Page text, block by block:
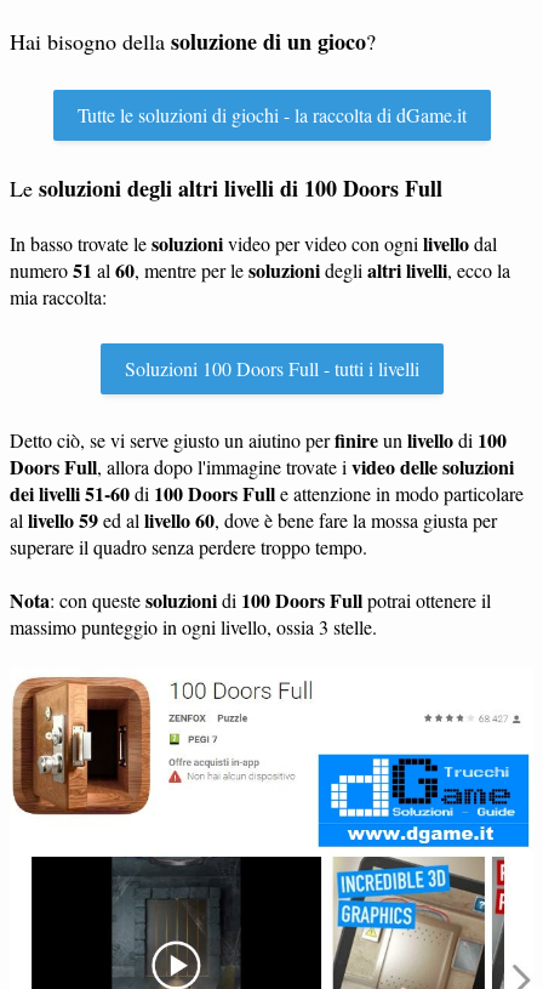
Hai bisogno della soluzione di un gioco?
Tutte le soluzioni di giochi - la raccolta di dGame.it
Le soluzioni degli altri livelli di 100 Doors Full
In basso trovate lesoluzionivideo per video con ogni livellodal
numero51 al 60, mentre per lesoluzionidegli altri livelli, ecco la
mia raccolta:
Soluzioni 100 Doors Full - tutti i livelli
Detto ciò, se vi serve giusto un aiutino perfinireun livellodi 100
Doors Full, allora dopo l'immagine trovate i video delle soluzioni
dei livelli 51-60di 100 Doors Fulle attenzione in modo particolare
al livello 59ed al livello 60, dove è bene fare la mossa giusta per
superare il quadro senza perdere troppo tempo.
Nota: con questesoluzionidi 100 Doors Fullpotrai ottenere il
massimo punteggio in ogni livello, ossia 3 stelle.